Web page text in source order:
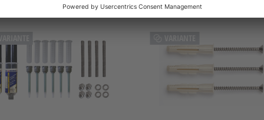
VARIANTE VARIANTE